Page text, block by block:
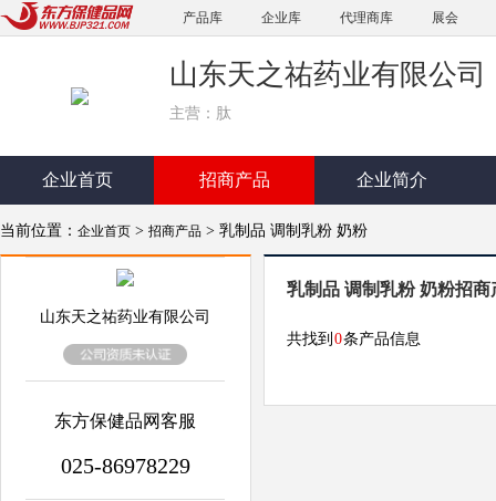
产品库 企业库 代理商库 展会
山东天之祐药业有限公司
主营：肽
企业首页 招商产品 企业简介
当前位置： 企业首页 > 招商产品 > 乳制品 调制乳粉 奶粉
山东天之祐药业有限公司
东方保健品网客服
025-86978229
乳制品 调制乳粉 奶粉招商
共找到 0条产品信息